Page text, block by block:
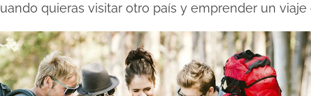
quieras visitar otro país y emprender un